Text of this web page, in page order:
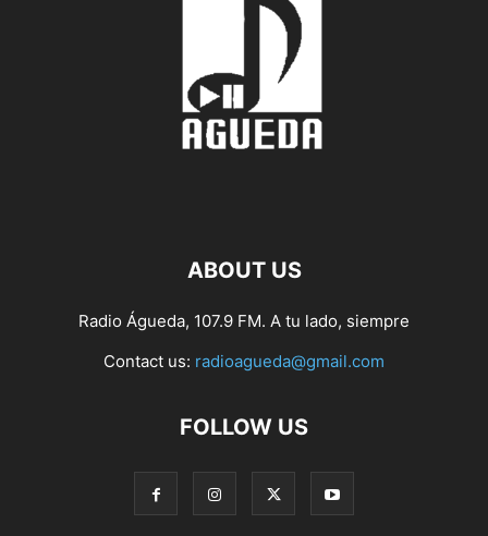
ABOUT US
Radio Águeda, 107.9 FM. A tu lado, siempre
Contact us: radioagueda@gmail.com
FOLLOW US